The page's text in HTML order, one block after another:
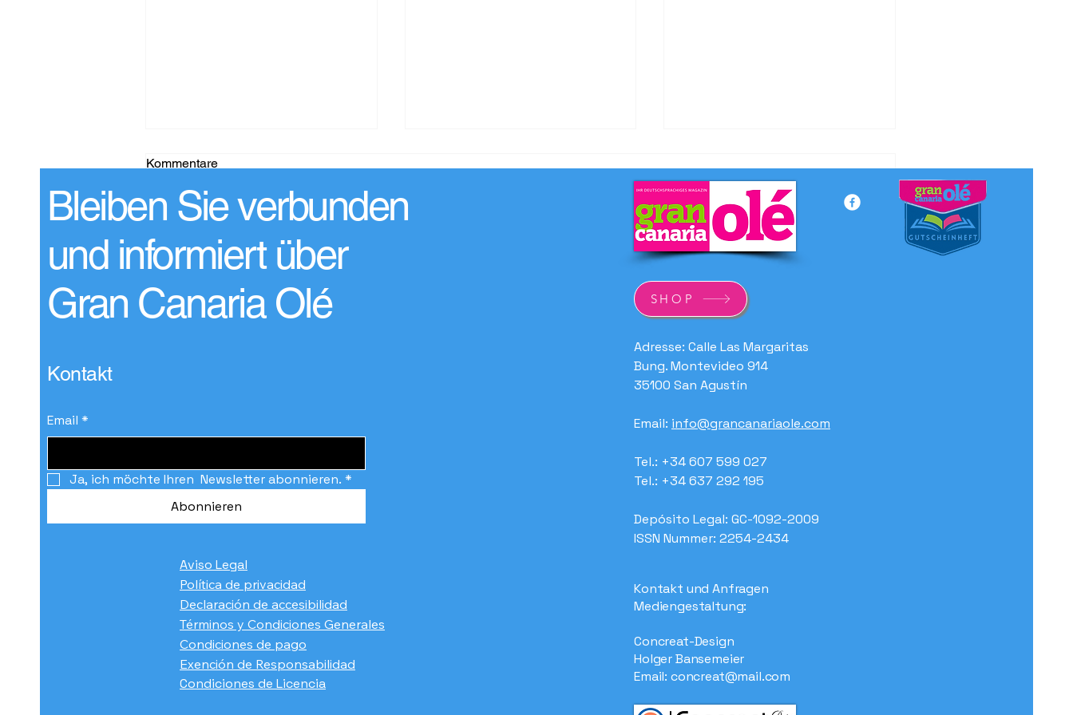
Maspalomas Yoga
Loro Parque festigt seine
Position als führende
Tourismusmarke auf den
Kommentare
Kommentar verfassen...
Bleiben Sie verbunden
und informiert über
Gran Canaria Olé
Kontakt
Email *
Ja, ich möchte Ihren  Newsletter abonnieren. *
Abonnieren
Aviso Legal
Política de privacidad
Declaración de accesibilidad
Términos y Condiciones Generales
Condiciones de pago
​Exención de Responsabilidad
Condiciones de Licencia
SHOP
Adresse: Calle Las Margaritas
Bung. Montevideo 914
35100 San Agustín
Email: info@grancanariaole.com
Tel.: +34 607 599 027
Tel.: +34 637 292 195
Depósito Legal: GC-1092-2009
ISSN Nummer: 2254-2434
Kontakt und Anfragen
Mediengestaltung:
Concreat-Design
Holger Bansemeier
Email: concreat@mail.com